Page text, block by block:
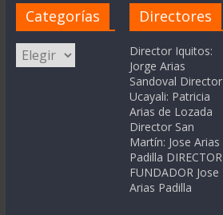
Categorías
Categorías
Directores
Director Iquitos:
Jorge Arias
Sandoval Director
Ucayali: Patricia
Arias de Lozada
Director San
Martín: Jose Arias
Padilla DIRECTOR
FUNDADOR Jose
Arias Padilla